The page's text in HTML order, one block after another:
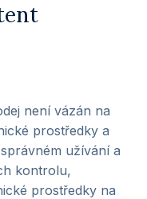
není vázán na
prostředky a
užívání a
kontrolu,
prostředky na